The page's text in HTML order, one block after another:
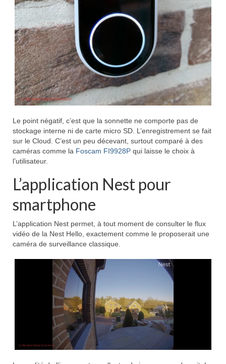
Le point négatif, c’est que la sonnette ne comporte pas de
stockage interne ni de carte micro SD. L’enregistrement se fait
sur le Cloud. C’est un peu décevant, surtout comparé à des
caméras comme la Foscam FI9928P qui laisse le choix à
l’utilisateur.
L’application Nest pour
smartphone
L’application Nest permet, à tout moment de consulter le flux
vidéo de la Nest Hello, exactement comme le proposerait une
caméra de surveillance classique.